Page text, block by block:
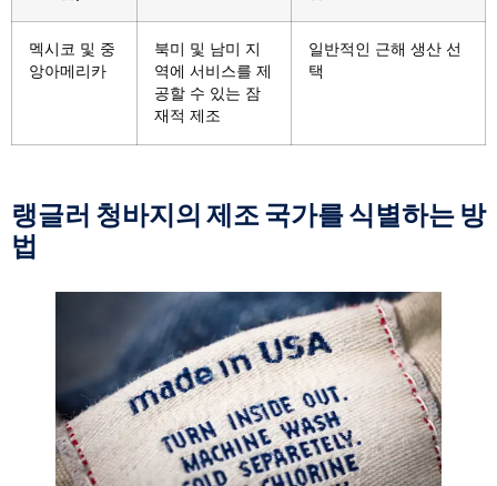
멕시코 및 중
앙아메리카
북미 및 남미 지
역에 서비스를 제
공할 수 있는 잠
재적 제조
일반적인 근해 생산 선
택
랭글러 청바지의 제조 국가를 식별하는 방
법